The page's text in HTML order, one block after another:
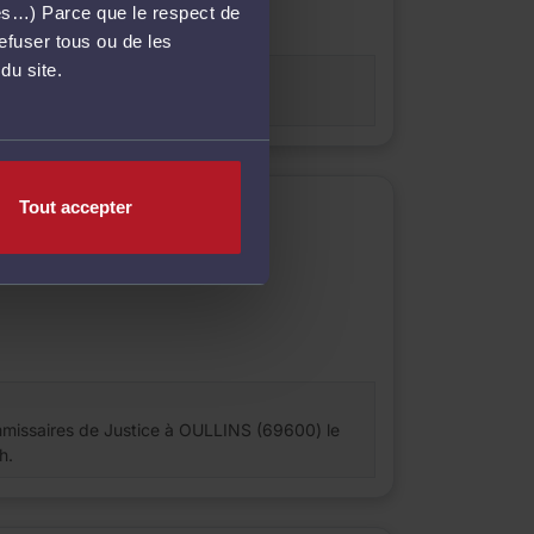
Parce que le respect de
tous ou de les
site.
Tout accepter
de Justice à OULLINS (69600) le